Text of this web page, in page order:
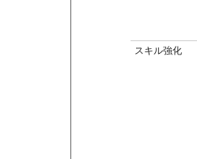
スキル強化